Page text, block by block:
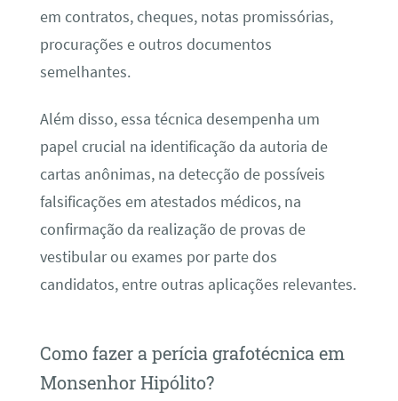
em contratos, cheques, notas promissórias,
procurações e outros documentos
semelhantes.
Além disso, essa técnica desempenha um
papel crucial na identificação da autoria de
cartas anônimas, na detecção de possíveis
falsificações em atestados médicos, na
confirmação da realização de provas de
vestibular ou exames por parte dos
candidatos, entre outras aplicações relevantes.
Como fazer a perícia grafotécnica em
Monsenhor Hipólito?